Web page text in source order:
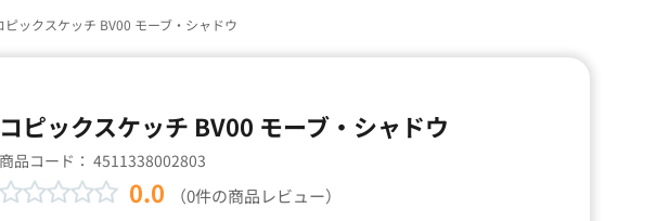
ピックスケッチ BV00 モーブ・シャドウ
コピックスケッチ BV00 モーブ・シャドウ
商品コード： 4511338002803
0.0 （0件の商品レビュー）